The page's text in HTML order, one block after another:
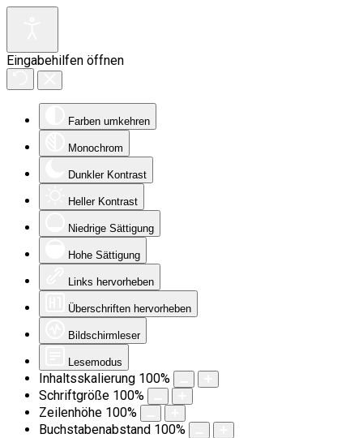
Eingabehilfen öffnen
Farben umkehren
Monochrom
Dunkler Kontrast
Heller Kontrast
Niedrige Sättigung
Hohe Sättigung
Links hervorheben
Überschriften hervorheben
Bildschirmleser
Lesemodus
Inhaltsskalierung 100%
Schriftgröße 100%
Zeilenhöhe 100%
Buchstabenabstand 100%